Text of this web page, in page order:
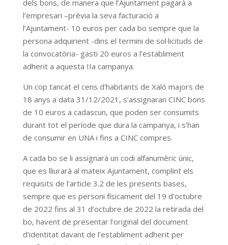
dels bons, de manera que l’Ajuntament pagarà a
l’empresari –prèvia la seva facturació a
l’Ajuntament- 10 euros per cada bo sempre que la
persona adquirient -dins el termini de sol·licituds de
la convocatòria- gasti 20 euros a l’establiment
adherit a aquesta IIa campanya.
Un cop tancat el cens d’habitants de Xaló majors de
18 anys a data 31/12/2021, s’assignaran CINC bons
de 10 euros a cadascun, que poden ser consumits
durant tot el període que dura la campanya, i s’han
de consumir en UNA i fins a CINC compres.
A cada bo se li assignarà un codi alfanumèric únic,
que es lliurarà al mateix Ajuntament, complint els
requisits de l’article 3.2 de les presents bases,
sempre que es personi físicament del 19 d’octubre
de 2022 fins al 31 d’octubre de 2022 la retirada del
bo, havent de presentar l’original del document
d’identitat davant de l’establiment adherit per